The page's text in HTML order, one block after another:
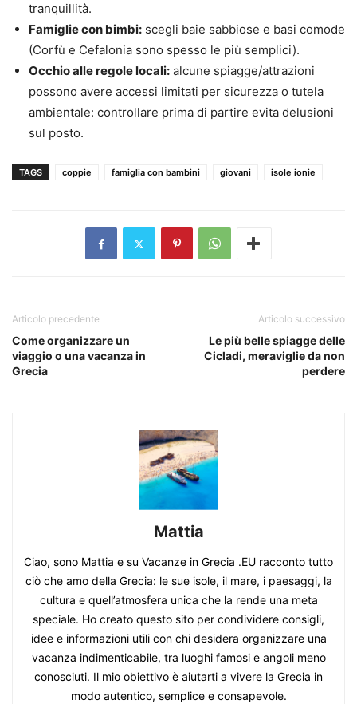
tranquillità.
Famiglie con bimbi: scegli baie sabbiose e basi comode
(Corfù e Cefalonia sono spesso le più semplici).
Occhio alle regole locali: alcune spiagge/attrazioni
possono avere accessi limitati per sicurezza o tutela
ambientale: controllare prima di partire evita delusioni
sul posto.
TAGS coppie famiglia con bambini giovani isole ionie
Articolo precedente
Come organizzare un
viaggio o una vacanza in
Grecia
Articolo successivo
Le più belle spiagge delle
Cicladi, meraviglie da non
perdere
Mattia
Ciao, sono Mattia e su Vacanze in Grecia .EU racconto tutto
ciò che amo della Grecia: le sue isole, il mare, i paesaggi, la
cultura e quell’atmosfera unica che la rende una meta
speciale. Ho creato questo sito per condividere consigli,
idee e informazioni utili con chi desidera organizzare una
vacanza indimenticabile, tra luoghi famosi e angoli meno
conosciuti. Il mio obiettivo è aiutarti a vivere la Grecia in
modo autentico, semplice e consapevole.